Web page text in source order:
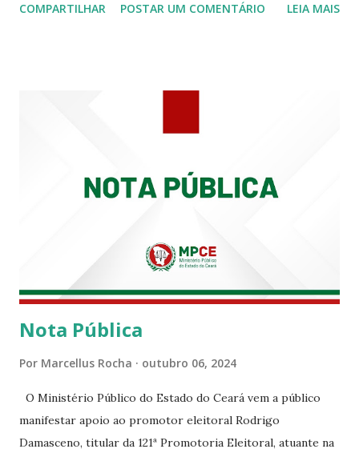
Siqueira Amorim faleceu em 28 de fevereiro e encerrou a
COMPARTILHAR POSTAR UM COMENTÁRIO LEIA MAIS
Nota Pública
Por Marcellus Rocha outubro 06, 2024
O Ministério Público do Estado do Ceará vem a público
manifestar apoio ao promotor eleitoral Rodrigo
Damasceno, titular da 121ª Promotoria Eleitoral, atuante na